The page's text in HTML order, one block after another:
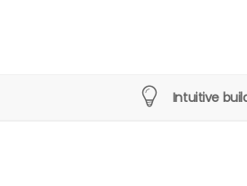
Intuitive